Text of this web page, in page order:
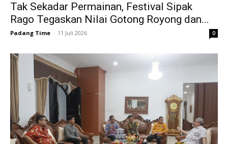
Tak Sekadar Permainan, Festival Sipak
Rago Tegaskan Nilai Gotong Royong dan...
Padang Time - 11 Juli 2026 0